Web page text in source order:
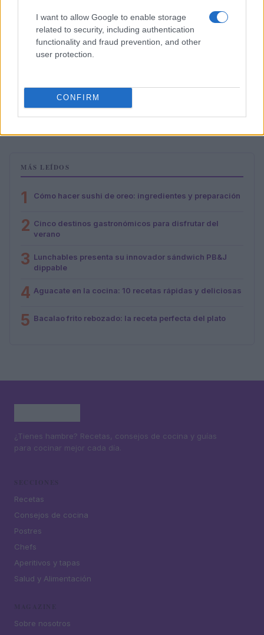
I want to allow Google to enable storage
related to security, including authentication
functionality and fraud prevention, and other
user protection.
CONFIRM
Cómo preparar una salmorreta perfecta para arroces
exquisitos
María Vázquez · 1 Ago 2026
MÁS LEÍDOS
1 Cómo hacer sushi de oreo: ingredientes y preparación
2 Cinco destinos gastronómicos para disfrutar del
verano
3 Lunchables presenta su innovador sándwich PB&J
dippable
4 Aguacate en la cocina: 10 recetas rápidas y deliciosas
5 Bacalao frito rebozado: la receta perfecta del plato
¿Tienes hambre? Recetas, consejos de cocina y guías
para cocinar mejor cada día.
Recetas
Consejos de cocina
Postres
Chefs
Aperitivos y tapas
Salud y Alimentación
Sobre nosotros